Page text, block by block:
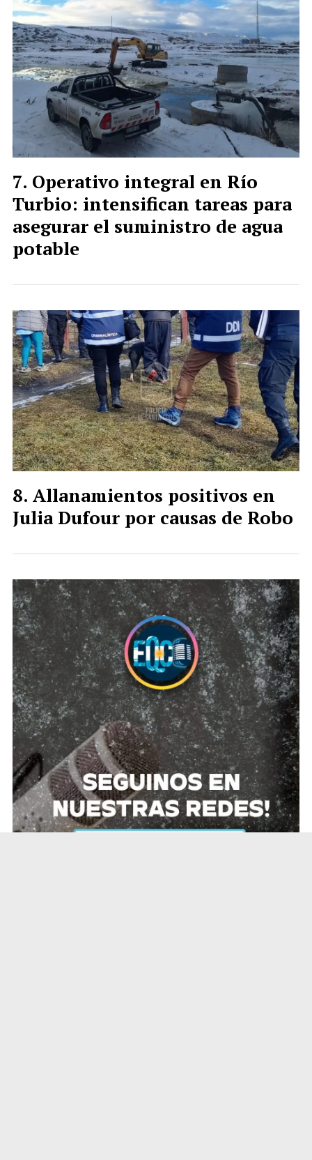
Operativo integral en Río
Turbio: intensifican tareas para
asegurar el suministro de agua
potable
Allanamientos positivos en
Julia Dufour por causas de Robo